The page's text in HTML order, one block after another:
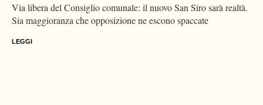
Cresce la curva Covid in Italia: 4.256 casi e 37 morti in una
settimana. Ecco i dati, le nuove varianti e le regole sui vaccini